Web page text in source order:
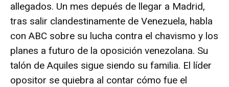
allegados. Un mes depués de llegar a Madrid,
tras salir clandestinamente de Venezuela, habla
con ABC sobre su lucha contra el chavismo y los
planes a futuro de la oposición venezolana. Su
talón de Aquiles sigue siendo su familia. El líder
opositor se quiebra al contar cómo fue el